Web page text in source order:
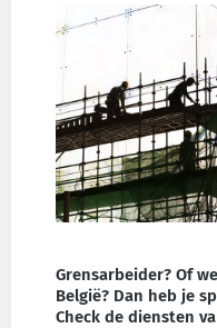
Grensarbeider? Of
België? Dan heb je
Check de diensten